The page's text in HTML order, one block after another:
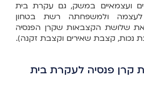
ועצמאיים במשק, גם עקרת בית
לעצמה ולמשפחתה רשת בטחון
שלושת הקצבאות שקרן הפנסיה
נכות, קצבת שאירים וקצבת זקנה).
קרן פנסיה לעקרת בית